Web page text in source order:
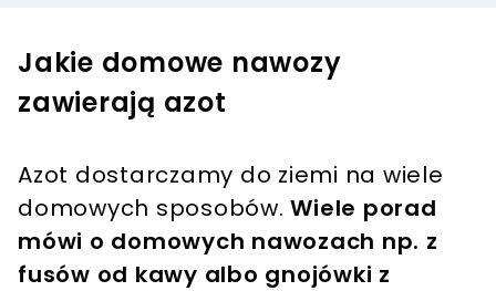
Jakie domowe nawozy
zawierają azot
Azot dostarczamy do ziemi na wiele
domowych sposobów.Wiele porad
mówi o domowych nawozach np. z
fusów od kawy albo gnojówki z